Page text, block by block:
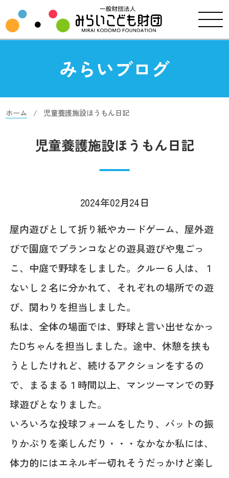
みらいブログ
ホーム 児童養護施設ほうもん日記
児童養護施設ほうもん日記
2024年02月24日
屋内遊びとして折り紙やカードゲーム、屋外遊
びで園庭でブランコなどの遊具遊びや鬼ごっ
こ、中庭で野球をしました。クルー６人は、１
ないし２名に分かれて、それぞれの場所での遊
び、関わりを担当しました。
私は、全体の場面では、野球と言い出せなかっ
たDちゃんを担当しました。途中、休憩を挟も
うとしたけれど、続けるアクションをするの
で、まるまる１時間以上、マンツーマンでの野
球遊びとなりました。
いろいろな投球フォームをしたり、バットの振
りかぶりを楽しんだり・・・なかなか私には、
体力的にはエネルギー切れそうだっかけど楽し